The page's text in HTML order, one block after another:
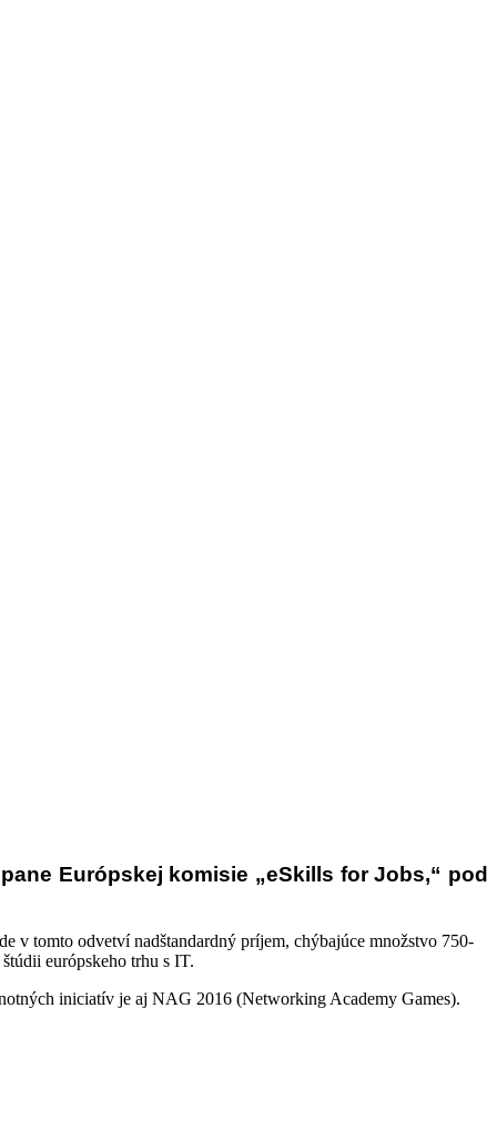
Európskej komisie „eSkills for Jobs,“ pod
v tomto odvetví nadštandardný príjem, chýbajúce množstvo 750-
európskeho trhu s IT.
iniciatív je aj NAG 2016 (Networking Academy Games).